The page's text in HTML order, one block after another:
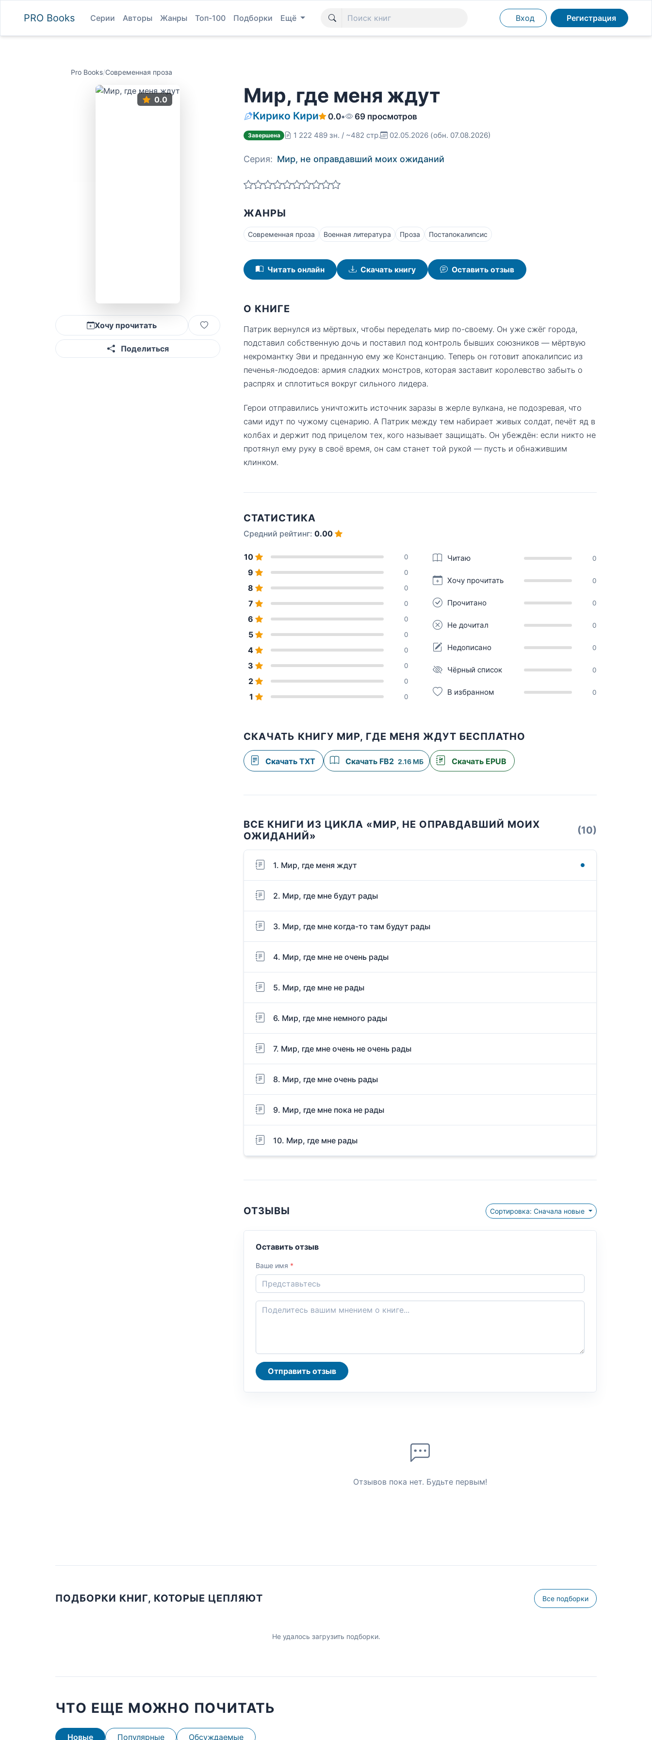
PRO Books Серии Авторы Жанры Топ-100 Подборки Ещё Вход Регистрация
Pro Books/Современная проза
0.0
Хочу прочитать
Поделиться
Мир, где меня ждут
Кирико Кири 0.0• 69 просмотров
Завершена 1 222 489 зн. / ~482 стр. 02.05.2026 (обн. 07.08.2026)
Серия: Мир, не оправдавший моих ожиданий
ЖАНРЫ
Современная проза Военная литература Проза Постапокалипсис
Читать онлайн Скачать книгу Оставить отзыв
О КНИГЕ
Патрик вернулся из мёртвых, чтобы переделать мир по-своему. Он уже сжёг города,
подставил собственную дочь и поставил под контроль бывших союзников — мёртвую
некромантку Эви и преданную ему же Констанцию. Теперь он готовит апокалипсис из
печенья-людоедов: армия сладких монстров, которая заставит королевство забыть о
распрях и сплотиться вокруг сильного лидера.
Герои отправились уничтожить источник заразы в жерле вулкана, не подозревая, что
сами идут по чужому сценарию. А Патрик между тем набирает живых солдат, печёт яд в
колбах и держит под прицелом тех, кого называет защищать. Он убеждён: если никто не
протянул ему руку в своё время, он сам станет той рукой — пусть и обнажившим
клинком.
СТАТИСТИКА
Средний рейтинг: 0.00
10 0
9 0
8 0
7 0
6 0
5 0
4 0
3 0
2 0
1 0
Читаю 0
Хочу прочитать 0
Прочитано 0
Не дочитал 0
Недописано 0
Чёрный список 0
В избранном 0
СКАЧАТЬ КНИГУ МИР, ГДЕ МЕНЯ ЖДУТ БЕСПЛАТНО
Скачать TXT Скачать FB2 2.16 МБ Скачать EPUB
ВСЕ КНИГИ ИЗ ЦИКЛА «МИР, НЕ ОПРАВДАВШИЙ МОИХ
ОЖИДАНИЙ»
(10)
1. Мир, где меня ждут
2. Мир, где мне будут рады
3. Мир, где мне когда-то там будут рады
4. Мир, где мне не очень рады
5. Мир, где мне не рады
6. Мир, где мне немного рады
7. Мир, где мне очень не очень рады
8. Мир, где мне очень рады
9. Мир, где мне пока не рады
10. Мир, где мне рады
ОТЗЫВЫ Сортировка: Сначала новые
Оставить отзыв
Ваше имя *
Отправить отзыв
Отзывов пока нет. Будьте первым!
ПОДБОРКИ КНИГ, КОТОРЫЕ ЦЕПЛЯЮТ Все подборки
Не удалось загрузить подборки.
ЧТО ЕЩЕ МОЖНО ПОЧИТАТЬ
Новые Популярные Обсуждаемые